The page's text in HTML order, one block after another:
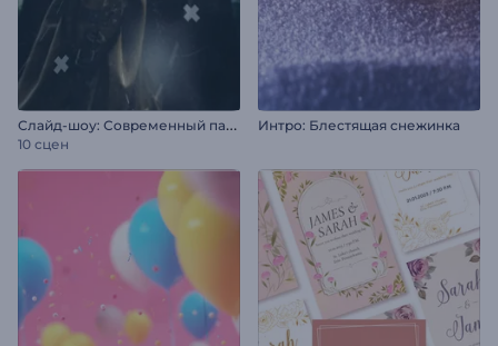
С
лайд-шоу: Современный параллакс
10 сцен
Интро: Блестящая снежинка